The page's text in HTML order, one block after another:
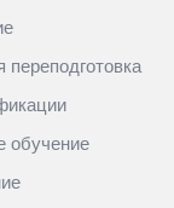
обучение